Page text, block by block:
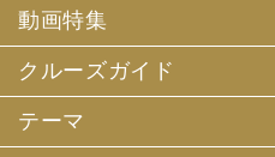
動画特集
クルーズガイド
テーマ